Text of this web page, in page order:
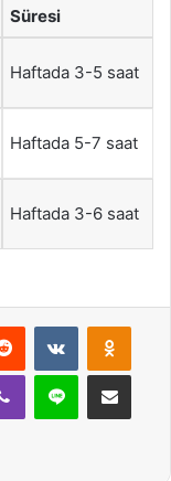
Süresi
Haftada 3-5 saat
Haftada 5-7 saat
Haftada 3-6 saat
Reddit VKontakte
Viber Line E-Posta ile